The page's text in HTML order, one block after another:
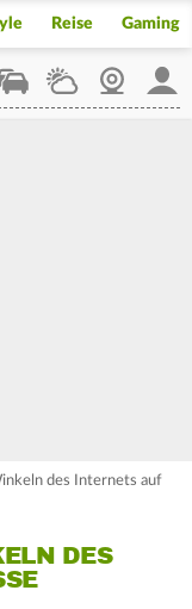
Reise Gaming
WetterWebcam
des Internets auf
DES
L